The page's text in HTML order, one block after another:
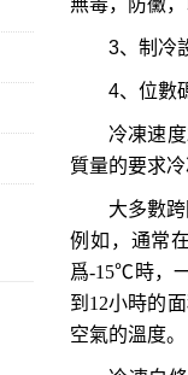
無毒，防黴
3、制冷
4、位數
冷凍速度
質量的要求
大多數
例如，通常
爲-15℃時，
到 12小時的
空氣的溫度。